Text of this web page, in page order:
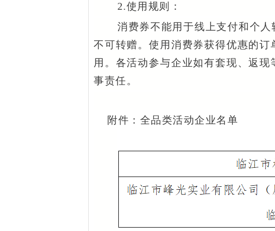
2.使用规则：
消费券不能用于线上支付和个
不可转赠。使用消费券获得优惠的
用。各活动参与企业如有套现、返
事责任。
附件：全品类活动企业名单